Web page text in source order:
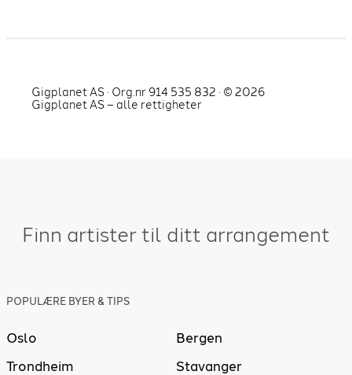
Gigplanet AS · Org.nr 914 535 832 · © 2026
Gigplanet AS – alle rettigheter
Finn artister til ditt arrangement
POPULÆRE BYER & TIPS
Oslo
Bergen
Trondheim
Stavanger